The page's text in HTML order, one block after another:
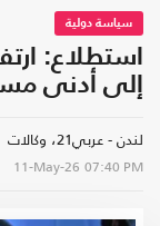
سياسة دولية
استطلاع:
إلى أدنى
لندن - عربي21، وكالات
11-May-26 07:40 PM